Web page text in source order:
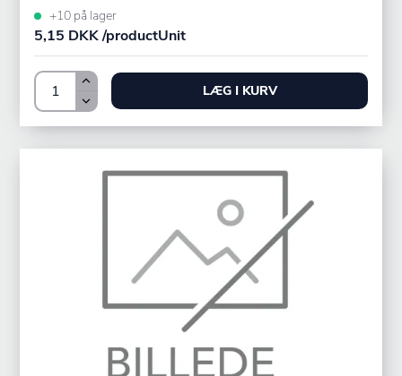
+10 på lager
5,15 DKK /productUnit
LÆG I KURV